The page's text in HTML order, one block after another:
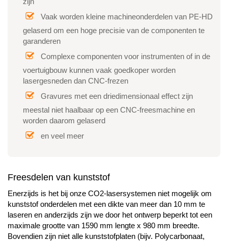
Vaak worden kleine machineonderdelen van PE-HD
gelaserd om een hoge precisie van de componenten te
garanderen
Complexe componenten voor instrumenten of in de
voertuigbouw kunnen vaak goedkoper worden
lasergesneden dan CNC-frezen
Gravures met een driedimensionaal effect zijn
meestal niet haalbaar op een CNC-freesmachine en
worden daarom gelaserd
en veel meer
Freesdelen van kunststof
Enerzijds is het bij onze CO2-lasersystemen niet mogelijk om
kunststof onderdelen met een dikte van meer dan 10 mm te
laseren en anderzijds zijn we door het ontwerp beperkt tot een
maximale grootte van 1590 mm lengte x 980 mm breedte.
Bovendien zijn niet alle kunststofplaten (bijv. Polycarbonaat,